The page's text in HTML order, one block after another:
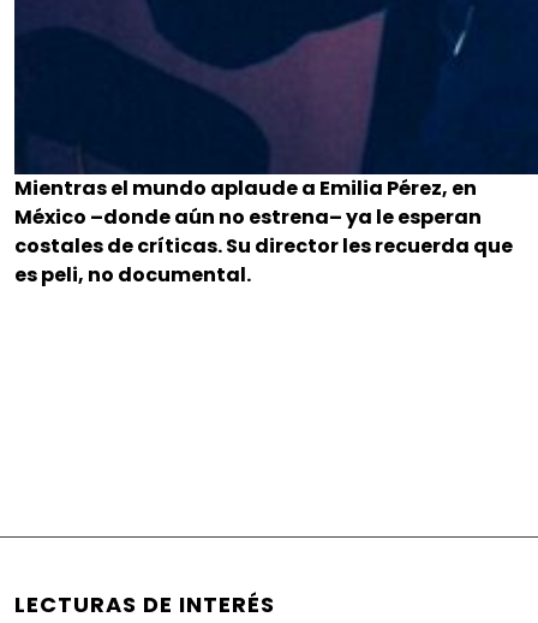
Mientras el mundo aplaude a Emilia Pérez, en
México –donde aún no estrena– ya le esperan
costales de críticas. Su director les recuerda que
es peli, no documental.
LECTURAS DE INTERÉS